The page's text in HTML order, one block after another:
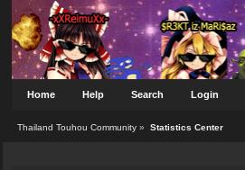
Home Help Search Login
Thailand Touhou Community » Statistics Center